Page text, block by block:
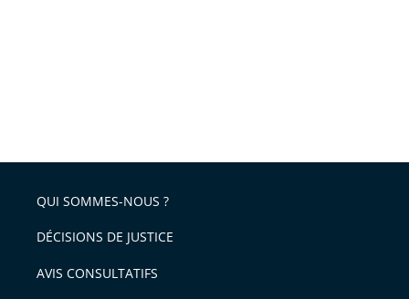
QUI SOMMES-NOUS ?
DÉCISIONS DE JUSTICE
AVIS CONSULTATIFS